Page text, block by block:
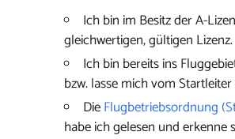
Ich bin im Besitz der A-
gleichwertigen, gültigen Lizenz.
Ich bin bereits ins
bzw. lasse mich vom Startleiter
DieFlugbetriebsordnung
habe ich gelesen und erkenne